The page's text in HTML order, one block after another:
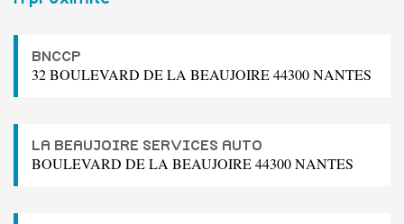
BNCCP
32 BOULEVARD DE LA BEAUJOIRE 44300 NANTES
LA BEAUJOIRE SERVICES AUTO
BOULEVARD DE LA BEAUJOIRE 44300 NANTES